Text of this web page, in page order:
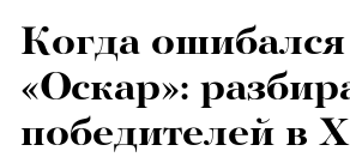
Когда ошибался
«Оскар»:
победителей в